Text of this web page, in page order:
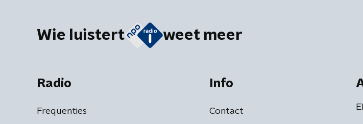
Wie luistert weet meer
Radio
Frequenties
Info
Contact